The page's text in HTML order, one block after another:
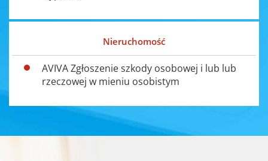
Nieruchomość
AVIVA Zgłoszenie szkody osobowej i lub lub
rzeczowej w mieniu osobistym